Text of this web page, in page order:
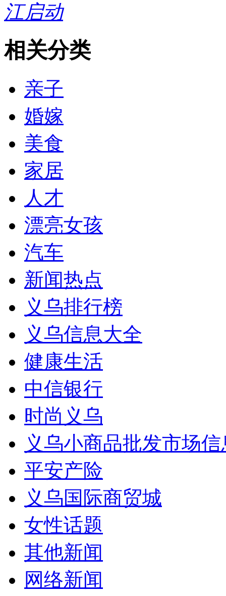
江启动
相关分类
亲子
婚嫁
美食
家居
人才
漂亮女孩
汽车
新闻热点
义乌排行榜
义乌信息大全
健康生活
中信银行
时尚义乌
义乌小商品批发市场
平安产险
义乌国际商贸城
女性话题
其他新闻
网络新闻